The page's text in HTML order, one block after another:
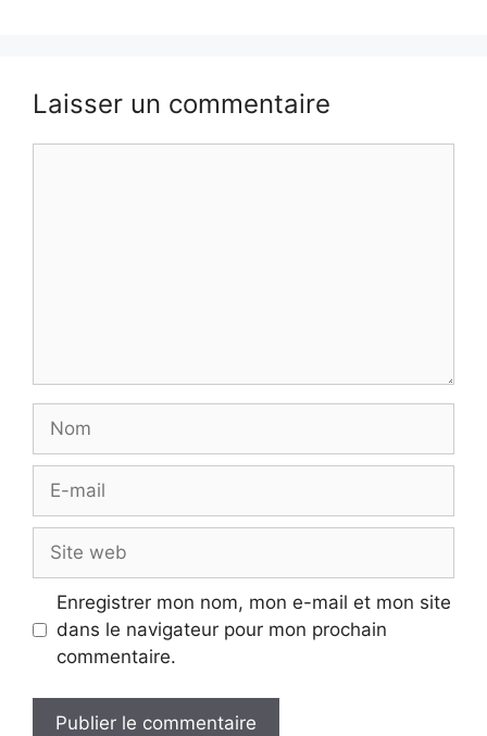
Laisser un commentaire
mail
web
Enregistrer mon nom, mon e-mail et mon site
dans le navigateur pour mon prochain
commentaire.